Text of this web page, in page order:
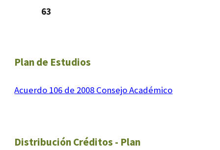
63
Plan de Estudios
Acuerdo 106 de 2008 Consejo Académico
Distribución Créditos - Plan